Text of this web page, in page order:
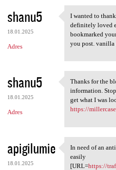
shanu5
18.01.2025
Adres
I wanted to
I wanted to
definitely loved
bookmarked
you post.
shanu5
18.01.2025
Adres
Thanks for
Thanks for the
information.
get what I was
https://
apigilumie
18.01.2025
In need of an
In need of an
easily
[URL=https://